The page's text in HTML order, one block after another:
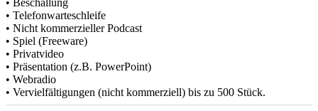
• Telefonwarteschleife
• Nicht kommerzieller Podcast
• Spiel (Freeware)
• Privatvideo
• Präsentation (z.B. PowerPoint)
• Webradio
• Vervielfältigungen (nicht kommerziell) bis zu 500 Stück.